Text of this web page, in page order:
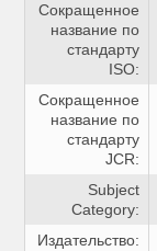
Сокращенное
название по
стандарту
ISO:
Сокращенное
название по
стандарту
JCR:
Subject
Category:
Издательство: